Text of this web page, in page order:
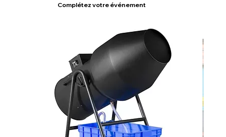
Complétez votre événement